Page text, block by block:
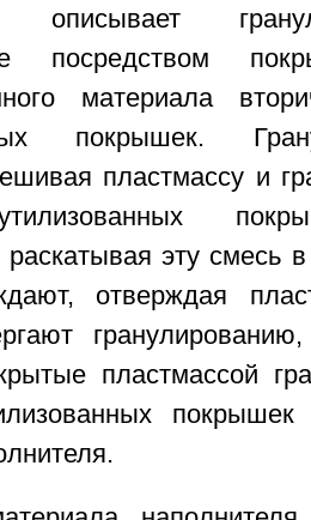
описывает
посредством
материала
покрышек.
пластмассу и
раскатывая эту смесь
отверждая
пластмассой